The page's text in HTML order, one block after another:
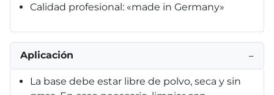
Calidad profesional: «made in Germany»
Aplicación −
La base debe estar libre de polvo, seca y sin